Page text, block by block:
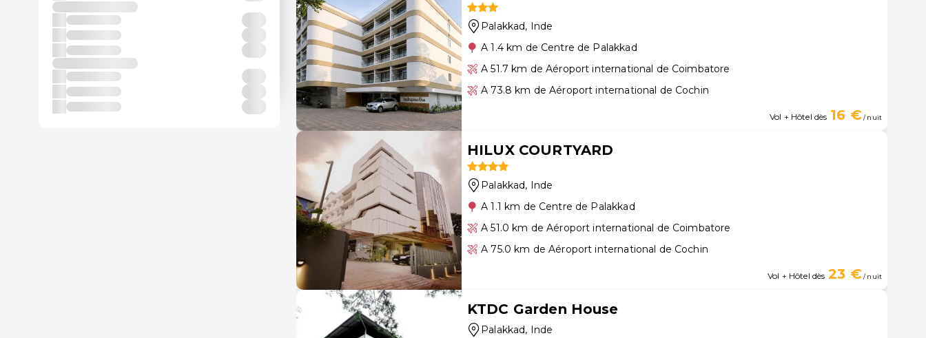
Palakkad, Inde
A 1.4 km de Centre de Palakkad
A 51.7 km de Aéroport international de Coimbatore
A 73.8 km de Aéroport international de Cochin
Vol + Hôtel dès 16 €/ nuit
HILUX COURTYARD
Palakkad, Inde
A 1.1 km de Centre de Palakkad
A 51.0 km de Aéroport international de Coimbatore
A 75.0 km de Aéroport international de Cochin
Vol + Hôtel dès 23 €/ nuit
KTDC Garden House
Palakkad, Inde